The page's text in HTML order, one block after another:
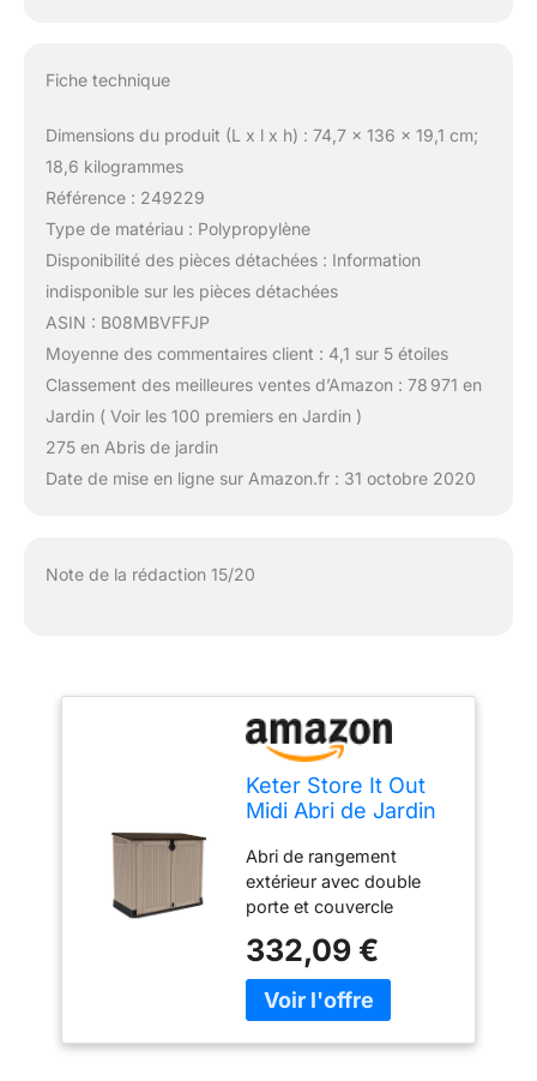
Fiche technique
Dimensions du produit (L x l x h) : 74,7 x 136 x 19,1 cm;
18,6 kilogrammes
Référence : 249229
Type de matériau : Polypropylène
Disponibilité des pièces détachées : Information
indisponible sur les pièces détachées
ASIN : B08MBVFFJP
Moyenne des commentaires client : 4,1 sur 5 étoiles
Classement des meilleures ventes d’Amazon : 78 971 en
Jardin ( Voir les 100 premiers en Jardin )
275 en Abris de jardin
Date de mise en ligne sur Amazon.fr : 31 octobre 2020
Note de la rédaction 15/20
Keter Store It Out
Midi Abri de Jardin
Taupe/Beige, 800
litres
Abri de rangement
extérieur avec double
porte et couvercle
Capacité : 800 l Matériau
: polypropylène injecté
Sol inclus et possibilité
332,09 €